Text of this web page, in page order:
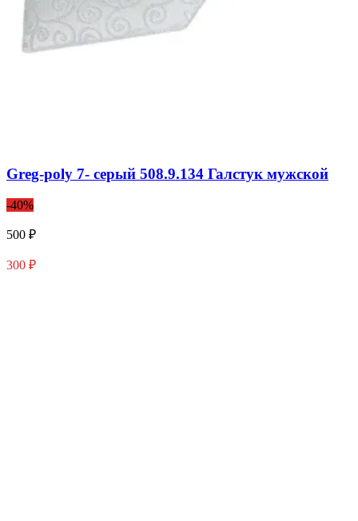
Greg-poly 7- серый 508.9.134 Галстук мужской
-40%
500 ₽
300 ₽